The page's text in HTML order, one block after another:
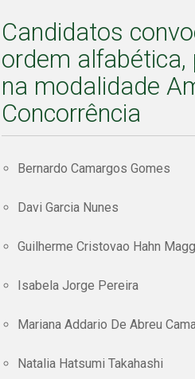
Candidatos
ordem
na modalidade
Concorrência
Bernardo Camargos Gomes
Davi Garcia Nunes
Guilherme Cristovao Hahn
Isabela Jorge Pereira
Mariana Addario De Abreu
Natalia Hatsumi Takahashi